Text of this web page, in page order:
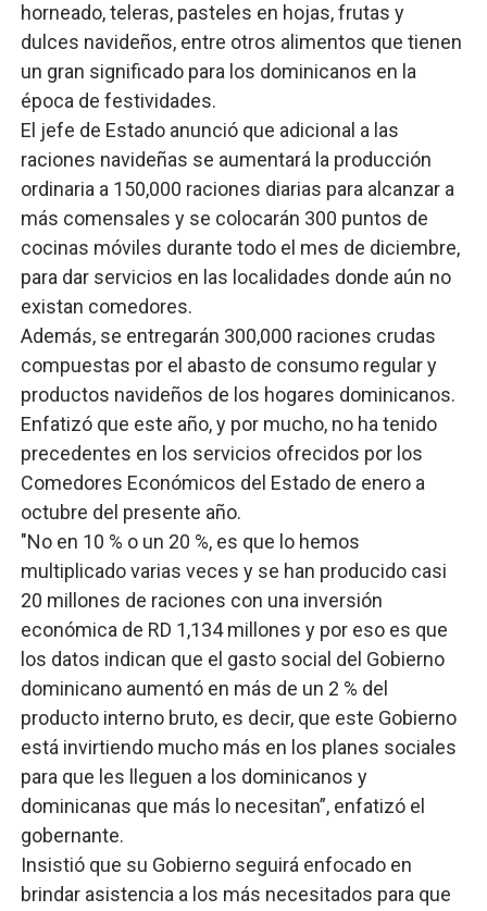
horneado, teleras, pasteles en hojas, frutas y
dulces navideños, entre otros alimentos que tienen
un gran significado para los dominicanos en la
época de festividades.
El jefe de Estado anunció que adicional a las
raciones navideñas se aumentará la producción
ordinaria a 150,000 raciones diarias para alcanzar a
más comensales y se colocarán 300 puntos de
cocinas móviles durante todo el mes de diciembre,
para dar servicios en las localidades donde aún no
existan comedores.
Además, se entregarán 300,000 raciones crudas
compuestas por el abasto de consumo regular y
productos navideños de los hogares dominicanos.
Enfatizó que este año, y por mucho, no ha tenido
precedentes en los servicios ofrecidos por los
Comedores Económicos del Estado de enero a
octubre del presente año.
"No en 10 % o un 20 %, es que lo hemos
multiplicado varias veces y se han producido casi
20 millones de raciones con una inversión
económica de RD 1,134 millones y por eso es que
los datos indican que el gasto social del Gobierno
dominicano aumentó en más de un 2 % del
producto interno bruto, es decir, que este Gobierno
está invirtiendo mucho más en los planes sociales
para que les lleguen a los dominicanos y
dominicanas que más lo necesitan”, enfatizó el
gobernante.
Insistió que su Gobierno seguirá enfocado en
brindar asistencia a los más necesitados para que